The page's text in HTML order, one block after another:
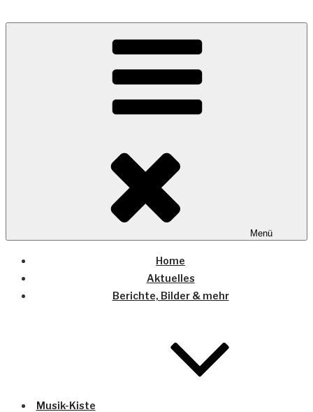
COUNTRYHOME
Wo die (Country-) Musik Zuhause ist
Menü
Home
Aktuelles
Berichte, Bilder & mehr
Musik-Kiste